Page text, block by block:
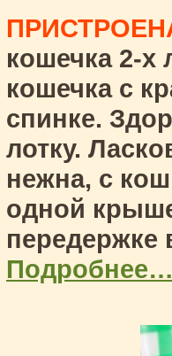
кошечка 2-х
кошечка с
спинке.
лотку.
нежна, с
одной